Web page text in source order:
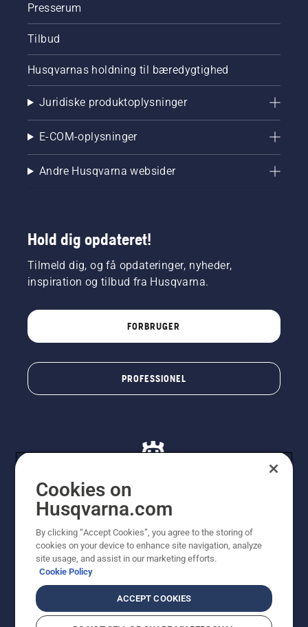
Presserum
Tilbud
Husqvarnas holdning til bæredygtighed
Juridiske produktoplysninger
E-COM-oplysninger
Andre Husqvarna websider
Hold dig opdateret!
Tilmeld dig, og få opdateringer, nyheder,
inspiration og tilbud fra Husqvarna.
FORBRUGER
PROFESSIONEL
viste priser er vejledende udsalgspriser. Der tages
forbehold for stave- og trykfejl samt prisændringer. Vi
stræber efter at have så nøjagtige oplysningerne på
dette websted som muligt. Alle anførte priser er
vejledende udsalgspriser (inkl. moms), medmindre
CookiepolitikAnvendelsesvilkår
Cookies on
Husqvarna.com
By clicking “Accept Cookies”, you agree to the storing of
cookies on your device to enhance site navigation, analyze
site usage, and assist in our marketing efforts.
Cookie Policy
ACCEPT COOKIES